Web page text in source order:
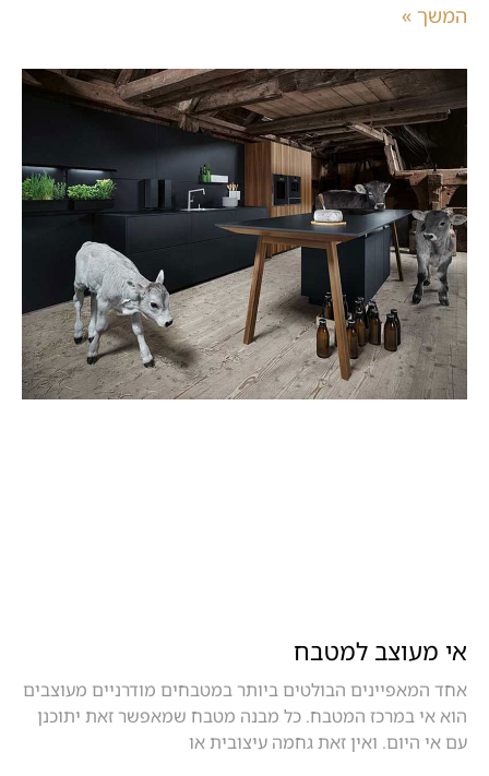
המשך »
אי מעוצב למטבח
אחד המאפיינים הבולטים ביותר במטבחים מודרניים מעוצבים
הוא אי במרכז המטבח. כל מבנה מטבח שמאפשר זאת יתוכנן
עם אי היום. ואין זאת גחמה עיצובית או